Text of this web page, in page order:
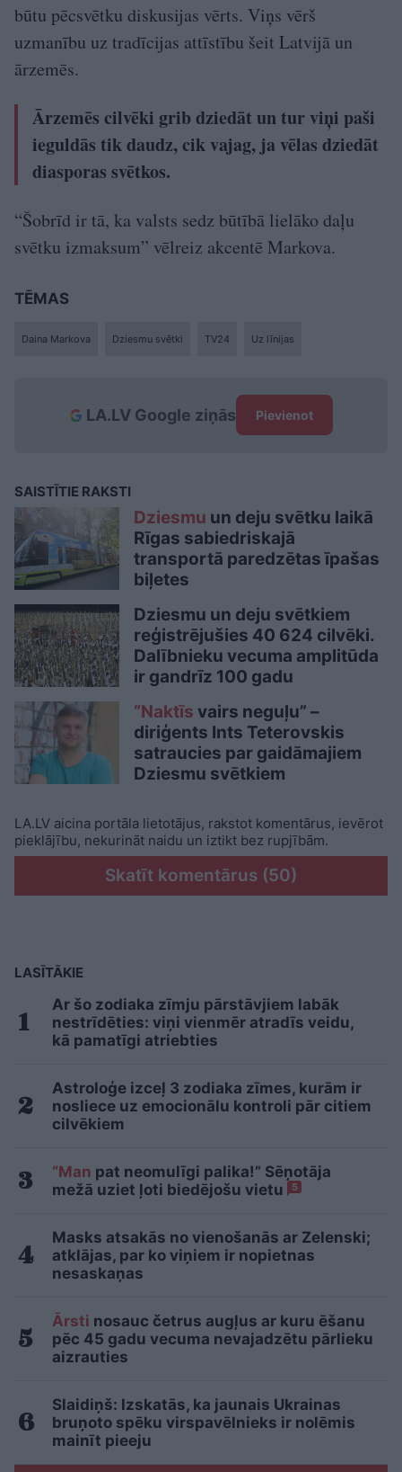
būtu pēcsvētku diskusijas vērts. Viņs vērš
uzmanību uz tradīcijas attīstību šeit Latvijā un
ārzemēs.
Ārzemēs cilvēki grib dziedāt un tur viņi paši
ieguldās tik daudz, cik vajag, ja vēlas dziedāt
diasporas svētkos.
“Šobrīd ir tā, ka valsts sedz būtībā lielāko daļu
svētku izmaksum” vēlreiz akcentē Markova.
TĒMAS
Daina Markova Dziesmu svētki TV24 Uz līnijas
LA.LV Google ziņās Pievienot
SAISTĪTIE RAKSTI
Dziesmu un deju svētku laikā
Rīgas sabiedriskajā
transportā paredzētas īpašas
biļetes
Dziesmu un deju svētkiem
reģistrējušies 40 624 cilvēki.
Dalībnieku vecuma amplitūda
ir gandrīz 100 gadu
“Naktīs vairs neguļu” –
diriģents Ints Teterovskis
satraucies par gaidāmajiem
Dziesmu svētkiem
LA.LV aicina portāla lietotājus, rakstot komentārus, ievērot
pieklājību, nekurināt naidu un iztikt bez rupjībām.
Skatīt komentārus (50)
LASĪTĀKIE
Ar šo zodiaka zīmju pārstāvjiem labāk
nestrīdēties: viņi vienmēr atradīs veidu,
kā pamatīgi atriebties
Astroloģe izceļ 3 zodiaka zīmes, kurām ir
nosliece uz emocionālu kontroli pār citiem
cilvēkiem
“Man pat neomulīgi palika!” Sēņotāja
mežā uziet ļoti biedējošu vietu
5
Masks atsakās no vienošanās ar Zelenski;
atklājas, par ko viņiem ir nopietnas
nesaskaņas
Ārsti nosauc četrus augļus ar kuru ēšanu
pēc 45 gadu vecuma nevajadzētu pārlieku
aizrauties
Slaidiņš: Izskatās, ka jaunais Ukrainas
bruņoto spēku virspavēlnieks ir nolēmis
mainīt pieeju